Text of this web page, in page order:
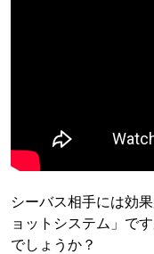
シーバス相手には効
ョットシステム」で
でしょうか？